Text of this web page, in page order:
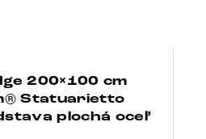
200×100 cm
Statuarietto
plochá oceľ